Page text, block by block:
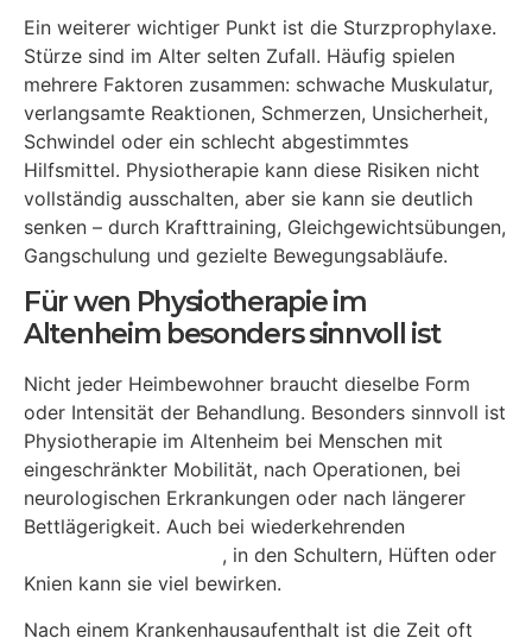
Ein weiterer wichtiger Punkt ist die Sturzprophylaxe.
Stürze sind im Alter selten Zufall. Häufig spielen
mehrere Faktoren zusammen: schwache Muskulatur,
verlangsamte Reaktionen, Schmerzen, Unsicherheit,
Schwindel oder ein schlecht abgestimmtes
Hilfsmittel. Physiotherapie kann diese Risiken nicht
vollständig ausschalten, aber sie kann sie deutlich
senken – durch Krafttraining, Gleichgewichtsübungen,
Gangschulung und gezielte Bewegungsabläufe.
Für wen Physiotherapie im
Altenheim besonders sinnvoll ist
Nicht jeder Heimbewohner braucht dieselbe Form
oder Intensität der Behandlung. Besonders sinnvoll ist
Physiotherapie im Altenheim bei Menschen mit
eingeschränkter Mobilität, nach Operationen, bei
neurologischen Erkrankungen oder nach längerer
Bettlägerigkeit. Auch bei wiederkehrenden
, in den Schultern, Hüften oder
Knien kann sie viel bewirken.
Nach einem Krankenhausaufenthalt ist die Zeit oft